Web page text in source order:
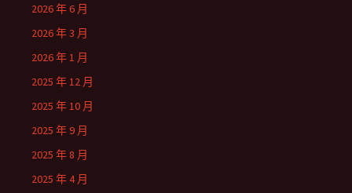
2026 年 6 月
2026 年 3 月
2026 年 1 月
2025 年 12 月
2025 年 10 月
2025 年 9 月
2025 年 8 月
2025 年 4 月